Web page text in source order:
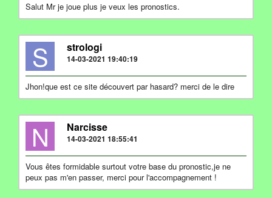
Salut Mr je joue plus je veux les pronostics.
S strologi
14-03-2021 19:40:19
Jhon!que est ce site découvert par hasard? merci de le dire
N Narcisse
14-03-2021 18:55:41
Vous êtes formidable surtout votre base du pronostic,je ne
peux pas m'en passer, merci pour l'accompagnement !